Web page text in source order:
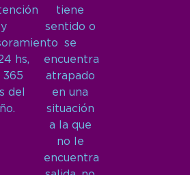
y
hs,
365
del
tiene
sentido o
se
encuentra
atrapado
en una
situación
a la que
no le
encuentra